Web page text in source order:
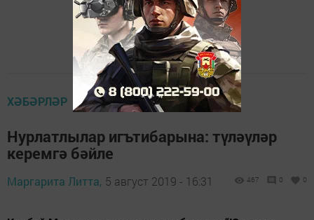
ХӘБӘРЛӘР
Нурлатлылар игътибарына: түләүләр
керемгә бәйле
Маргарита Литта, 5 август 2019 - 16:31 467 0 0